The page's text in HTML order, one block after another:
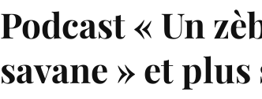
Podcast « Un
savane » et